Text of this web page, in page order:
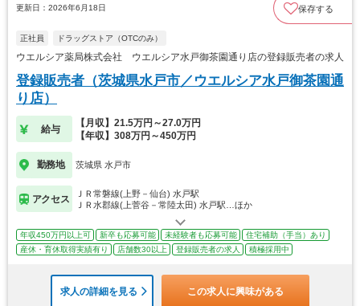
更新日：2026年6月18日 保存する
正社員 ドラッグストア（OTCのみ）
ウエルシア薬局株式会社 ウエルシア水戸御茶園通り店の登録販売者の求人
登録販売者（茨城県水戸市／ウエルシア水戸御茶園通
り店）
給与
【月収】21.5万円～27.0万円
【年収】308万円～450万円
勤務地 茨城県 水戸市
アクセス
ＪＲ常磐線(上野－仙台) 水戸駅
ＪＲ水郡線(上菅谷－常陸太田) 水戸駅…ほか
年収450万円以上可 新卒も応募可能 未経験者も応募可能
住宅補助（手当）あり
産休・育休取得実績有り
店舗数30以上 登録販売者の求人 積極採用中
求人の詳細を見る この求人に興味がある